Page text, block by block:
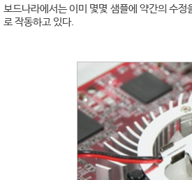
보드나라에서는 이미 몇몇 샘플에 약간의 수
로 작동하고 있다.